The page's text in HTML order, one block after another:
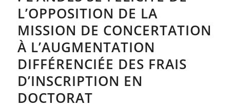
L’OPPOSITION DE LA
MISSION DE CONCERTATION
À L’AUGMENTATION
DIFFÉRENCIÉE DES FRAIS
D’INSCRIPTION EN
DOCTORAT